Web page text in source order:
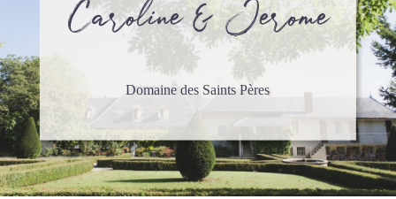
Caroline & Jerome
Domaine des Saints Pères